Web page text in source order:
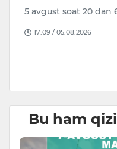
5 avgust soat 20 dan
17:09 / 05.08.2026
Bu ham